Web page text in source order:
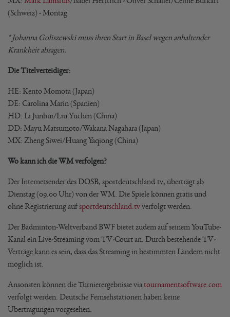
(Schweiz) - Montag
* Johanna Goliszewski muss ihren Start in Basel wegen anhaltender
Krankheit absagen.
Die Titelverteidiger:
HE: Kento Momota (Japan)
DE: Carolina Marin (Spanien)
HD: Li Junhui/Liu Yuchen (China)
DD: Mayu Matsumoto/Wakana Nagahara (Japan)
MX: Zheng Siwei/Huang Yaqiong (China)
Wo kann ich die WM verfolgen?
Der Internetsender des DOSB, sportdeutschland.tv, überträgt ab
Dienstag (09.00 Uhr) von der WM. Die Spiele können gratis und
ohne Registrierung aufsportdeutschland.tvverfolgt werden.
Der Badminton-Weltverband BWF bietet zudem auf seinem YouTube-
Kanal ein Live-Streaming vom TV-Court an. Durch bestehende TV-
Verträge kann es sein, dass das Streaming in bestimmten Ländern nicht
möglich ist.
Ansonsten können die Turnierergebnisse via tournamentsoftware.com
verfolgt werden. Deutsche Fernsehstationen haben keine
Übertragungen vorgesehen.